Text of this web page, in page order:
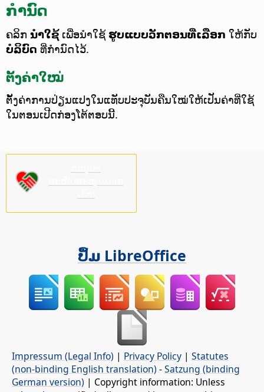
ກຳນົດ
ຄລິກ ນຳໃຊ້ເພື່ອນຳໃຊ້ ຮູບແບບວັກຕອນທີ່ເລືອກ ໃຫ້ກັບ
ບໍລິບົດ ທີ່ກຳນົດໄວ້.
ຕັ້ງຄ່າໃໝ່
ຕັ້ງຄ່າການປ່ຽນແປງໃນແທັບປະຈຸບັນຄືນໃໝ່ໃຫ້ເປັນຄ່າທີ່ໃຊ້
ໃນຕອນເປີດກ່ອງໂຕ້ຕອບນີ້.
ປຶ້ມ LibreOffice
Impressum (Legal Info) | Privacy Policy | Statutes
(non-binding English translation) -Satzung (binding
German version) | Copyright information: Unless